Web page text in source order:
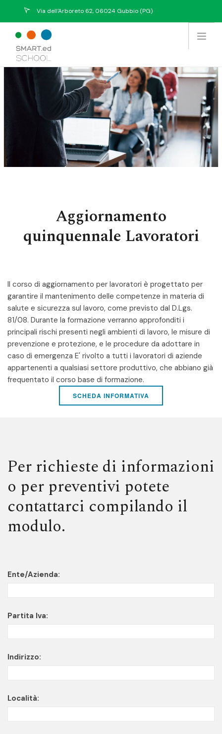
Via dell'Arboreto 62, 06024 Gubbio (PG)
info@eurekasystem.eu
Chi Siamo
Offerta Formativa
Prodotti / Servizi
Tutti i Corsi
Collabora con noi
Aggiornamento
quinquennale Lavoratori
Il corso di aggiornamento per lavoratori è progettato per
garantire il mantenimento delle competenze in materia di
salute e sicurezza sul lavoro, come previsto dal D.Lgs.
81/08. Durante la formazione verranno approfonditi i
principali rischi presenti negli ambienti di lavoro, le misure di
prevenzione e protezione, e le procedure da adottare in
caso di emergenza E' rivolto a tutti i lavoratori di aziende
appartenenti a qualsiasi settore produttivo, che abbiano già
frequentato il corso base di formazione.
SCHEDA INFORMATIVA
Per richieste di informazioni
o per preventivi potete
contattarci compilando il
modulo.
Ente/Azienda:
Partita Iva:
Indirizzo:
Località: